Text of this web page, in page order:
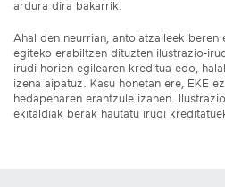
ardura dira bakarrik.
Ahal den neurrian, antolatzaileek beren
egiteko erabiltzen dituzten ilustrazio-
irudi horien egilearen kreditua edo,
izena aipatuz. Kasu honetan ere, EKE
hedapenaren erantzule izanen.
ekitaldiak berak hautatu irudi